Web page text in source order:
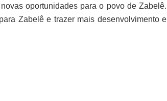
oportunidades para o povo de Zabelê.
Zabelê e trazer mais desenvolvimento e